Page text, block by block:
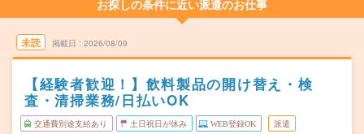
お探しの条件に近い派遣のお仕事
未読 掲載日 2026/08/09
【経験者歓迎！】飲料製品の開け替え・検
査・清掃業務/日払いOK
交通費別途支給あり 土日祝日が休み WEB登録OK 派遣